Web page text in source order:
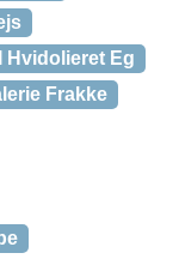
Hvidolieret Eg
Frakke